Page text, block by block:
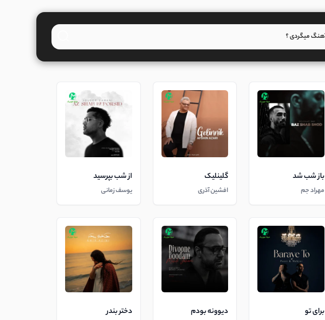
باز شب شد
مهراد جم
گلینلیک
افشین آذری
از شب بپرسید
یوسف زمانی
برای تو دیوونه بودم دختر بندر